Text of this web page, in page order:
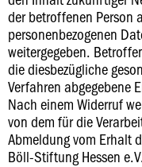
der betroffenen Person
personenbezogenen
weitergegeben.
die diesbezügliche
Verfahren abgegebene
Nach einem Widerruf
von dem für die
Abmeldung vom Erhalt
Böll-Stiftung Hessen